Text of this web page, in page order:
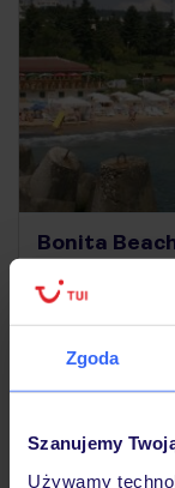
Zgoda
Szanujemy
Używamy
Bonita
1 301
11.09.2026 -